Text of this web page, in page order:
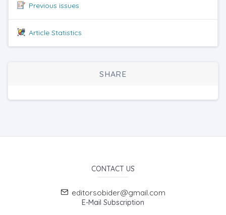
Previous issues
Article Statistics
SHARE
CONTACT US
editorsobider@gmail.com
E-Mail Subscription